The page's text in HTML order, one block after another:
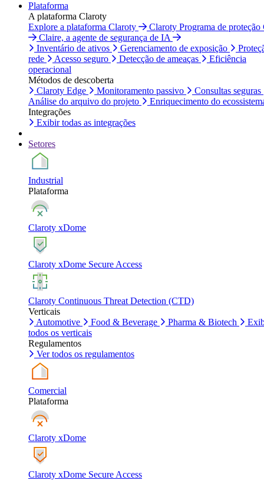
Plataforma
A plataforma Claroty
Explore a plataforma Claroty
Claroty Programa de proteção
Claire, a agente de segurança de IA
Inventário de ativos
Gerenciamento de exposição
rede
Acesso seguro Detecção de ameaças
Eficiência
operacional
Métodos de descoberta
Claroty Edge
Monitoramento passivo
Consultas seguras
Análise do arquivo do projeto
Enriquecimento do
Integrações
Exibir todas as integrações
Setores
Industrial
Plataforma
Claroty xDome
Claroty xDome Secure Access
Claroty Continuous Threat Detection (CTD)
Verticais
Automotive
Food & Beverage Pharma & Biotech
todos os verticais
Regulamentos
Ver todos os regulamentos
Comercial
Plataforma
Claroty xDome
Claroty xDome Secure Access